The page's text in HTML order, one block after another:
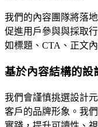
我們的內容團隊將落
促進用戶參與與採取
如標題、CTA、正文
基於內容結構的設
我們會謹慎挑選設計
客戶的品牌形象。我